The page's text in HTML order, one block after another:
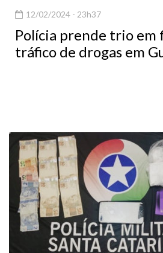
12/02/2024 - 23h37
Polícia prende trio em
tráfico de drogas em